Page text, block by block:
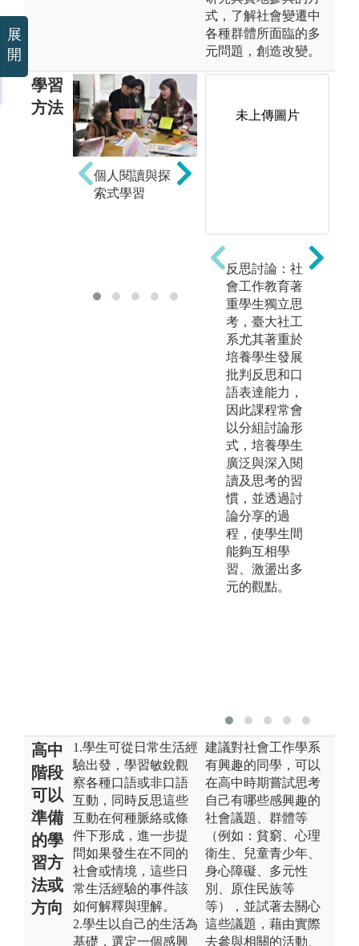
式，了解社會變遷中
各種群體所面臨的多
元問題，創造改變。
學習
方法
個人閱讀與探
索式學習
未上傳圖片
反思討論：社
會工作教育著
重學生獨立思
考，臺大社工
系尤其著重於
培養學生發展
批判反思和口
語表達能力，
因此課程常會
以分組討論形
式，培養學生
廣泛與深入閱
讀及思考的習
慣，並透過討
論分享的過
程，使學生間
能夠互相學
習、激盪出多
元的觀點。
高中
階段
可以
準備
的學
習方
法或
方向
1.學生可從日常生活經
驗出發，學習敏銳觀
察各種口語或非口語
互動，同時反思這些
互動在何種脈絡或條
件下形成，進一步提
問如果發生在不同的
社會或情境，這些日
常生活經驗的事件該
如何解釋與理解。
2.學生以自己的生活為
基礎，選定一個感興
建議對社會工作學系
有興趣的同學，可以
在高中時期嘗試思考
自己有哪些感興趣的
社會議題、群體等
（例如：貧窮、心理
衛生、兒童青少年、
身心障礙、多元性
別、原住民族等
等），並試著去關心
這些議題，藉由實際
去參與相關的活動、
展
開